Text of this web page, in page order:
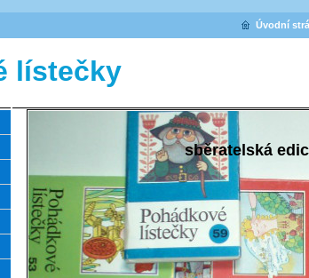
lístečky
sběratelská
Úvodní